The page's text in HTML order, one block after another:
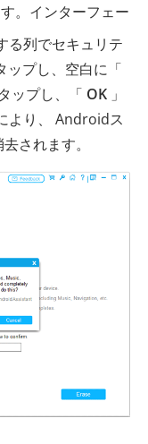
。インターフェー
る列でセキュリテ
ップし、空白に「
ップし、「 OK 」
より、 Androidス
されます。